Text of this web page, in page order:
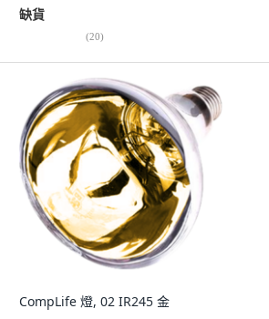
缺貨
(20)
CompLife 燈, 02 IR245 金